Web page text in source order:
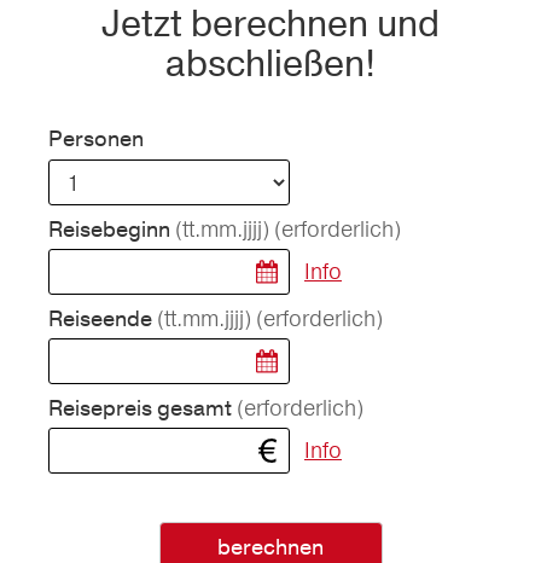
Jetzt berechnen und
abschließen!
Personen
Reisebeginn (tt.mm.jjjj) (erforderlich)
Info
Reiseende (tt.mm.jjjj) (erforderlich)
Reisepreis gesamt (erforderlich)
Info
berechnen